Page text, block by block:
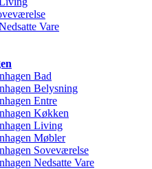
Vare
Bad
Belysning
Entre
Køkken
Living
Møbler
Soveværelse
Nedsatte Vare